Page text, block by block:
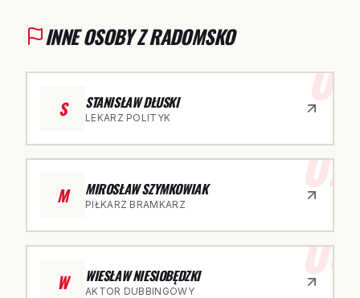
INNE OSOBY Z RADOMSKO
01
S STANISŁAW DŁUSKI
LEKARZ POLITYK
02
M MIROSŁAW SZYMKOWIAK
PIŁKARZ BRAMKARZ
03
W WIESŁAW NIESIOBĘDZKI
AKTOR DUBBINGOWY